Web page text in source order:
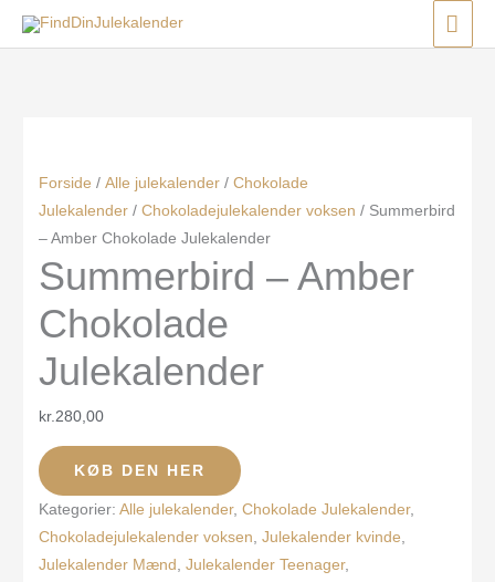
Forside / Alle julekalender/ Chokolade
Julekalender/ Chokoladejulekalender voksen / Summerbird
– Amber Chokolade Julekalender
Summerbird – Amber
Chokolade
Julekalender
kr.280,00
KØB DEN HER
Kategorier: Alle julekalender, Chokolade Julekalender,
Chokoladejulekalender voksen Julekalender kvinde
Julekalender Mænd
Julekalender Teenager,
Menu
Menu
Menu